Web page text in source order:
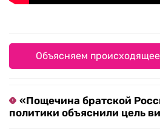
Объясняем
«Пощечина братской
политики объяснили цель